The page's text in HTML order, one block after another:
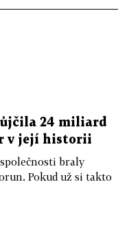
24 miliard
v její historii
braly
Pokud už si takto